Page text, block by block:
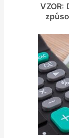
VZOR: